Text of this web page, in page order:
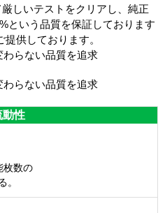
しいテストをクリアし、 純正
という品質を保証しております
供しております。
動性
枚数の
。